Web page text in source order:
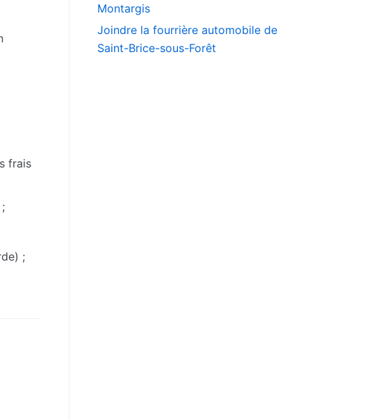
frais
;
Montargis
Joindre la fourrière automobile de
Saint-Brice-sous-Forêt